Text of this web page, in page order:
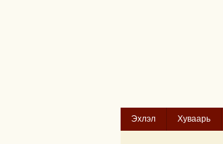
Эхлэл Хуваарь